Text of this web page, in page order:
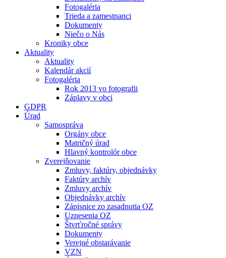
Fotogaléria
Trieda a zamestnanci
Dokumenty
Niečo o Nás
Kroniky obce
Aktuality
Aktuality
Kalendár akcií
Fotogaléria
Rok 2013 vo fotografii
Záplavy v obci
GDPR
Úrad
Samospráva
Orgány obce
Matričný úrad
Hlavný kontrolór obce
Zverejňovanie
Zmluvy, faktúry, objednávky
Faktúry archív
Zmluvy archív
Objednávky archív
Zápisnice zo zasadnutia OZ
Uznesenia OZ
Štvrťročné správy
Dokumenty
Verejné obstarávanie
VZN